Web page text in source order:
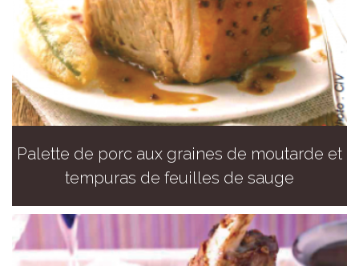
Palette de porc aux graines de moutarde et
tempuras de feuilles de sauge